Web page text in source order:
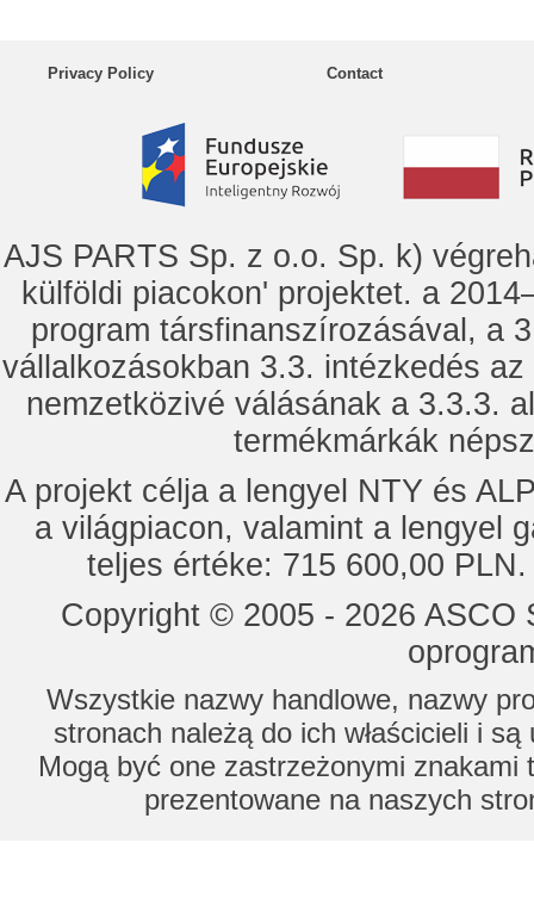
Privacy Policy Contact
AJS PARTS Sp. z o.o. Sp. k)
külföldi piacokon' projektet. a
program társfinanszírozásával, a
vállalkozásokban 3.3. intézkedés
nemzetközivé válásának a 3.3.3.
termékmárkák
A projekt célja a lengyel NTY és
a világpiacon, valamint a lengyel
teljes értéke: 715 600,00
Copyright © 2005 - 2026
Wszystkie nazwy handlowe, nazwy
stronach należą do ich właścicieli i
Mogą być one zastrzeżonymi znakami
prezentowane na naszych